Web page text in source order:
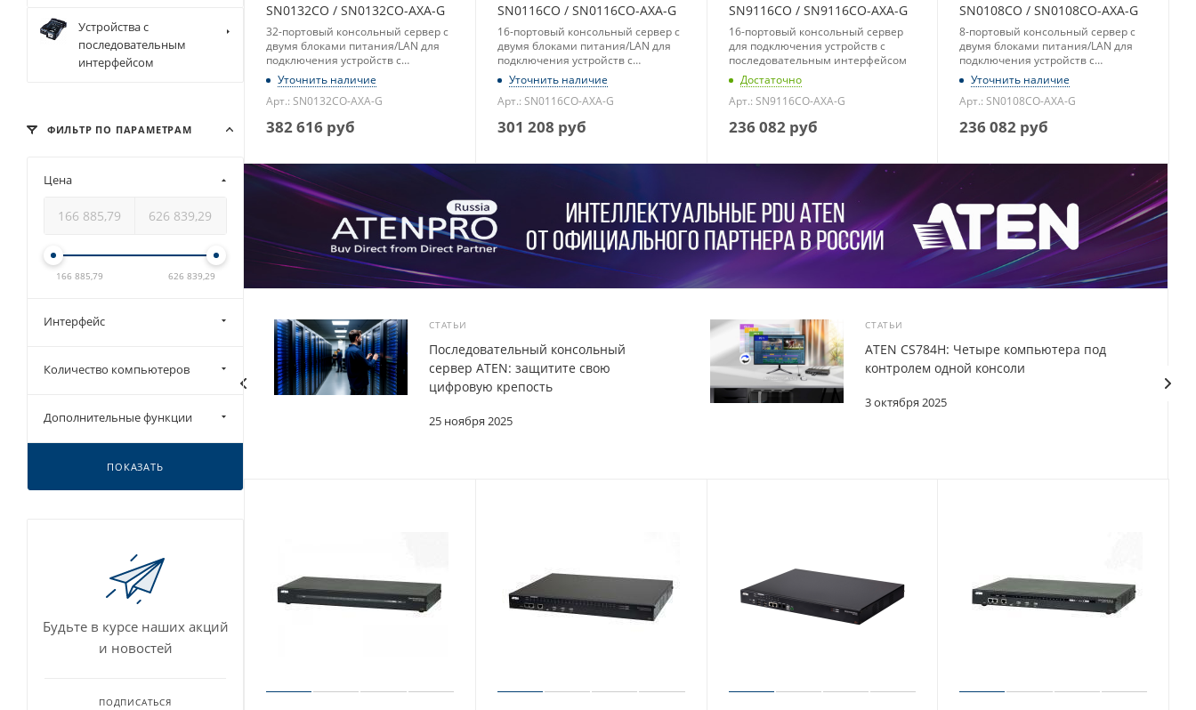
SN0132CO / SN0132CO-AXA-G
32-портовый консольный сервер с
двумя блоками питания/LAN для
подключения устройств с
последовательным интерфейсом
Уточнить наличие
Арт.: SN0132CO-AXA-G
382 616 руб
SN0116CO / SN0116CO-AXA-G
16-портовый консольный сервер с
двумя блоками питания/LAN для
подключения устройств с
последовательным интерфейсом
Уточнить наличие
Арт.: SN0116CO-AXA-G
301 208 руб
SN9116CO / SN9116CO-AXA-G
16-портовый консольный сервер
для подключения устройств с
последовательным интерфейсом
Достаточно
Арт.: SN9116CO-AXA-G
236 082руб
SN0108CO / SN0108CO-AXA-G
8-портовый консольный сервер с
двумя блоками питания/LAN для
подключения устройств с
последовательным интерфейсом
Уточнить наличие
Арт.: SN0108CO-AXA-G
236 082 руб
СТАТЬИ
25 ноября 2025
Последовательный консольный
сервер ATEN: защитите свою
цифровую крепость
СТАТЬИ
3 октября 2025
ATEN CS784H: Четыре компьютера под
контролем одной консоли
Устройства с
последовательным
интерфейсом
ФИЛЬТР ПО ПАРАМЕТРАМ
Цена
166 885,79 626 839,29
Интерфейс
Количество компьютеров
Дополнительные функции
ПОКАЗАТЬ
Будьте в курсе наших акций
и новостей
ПОДПИСАТЬСЯ